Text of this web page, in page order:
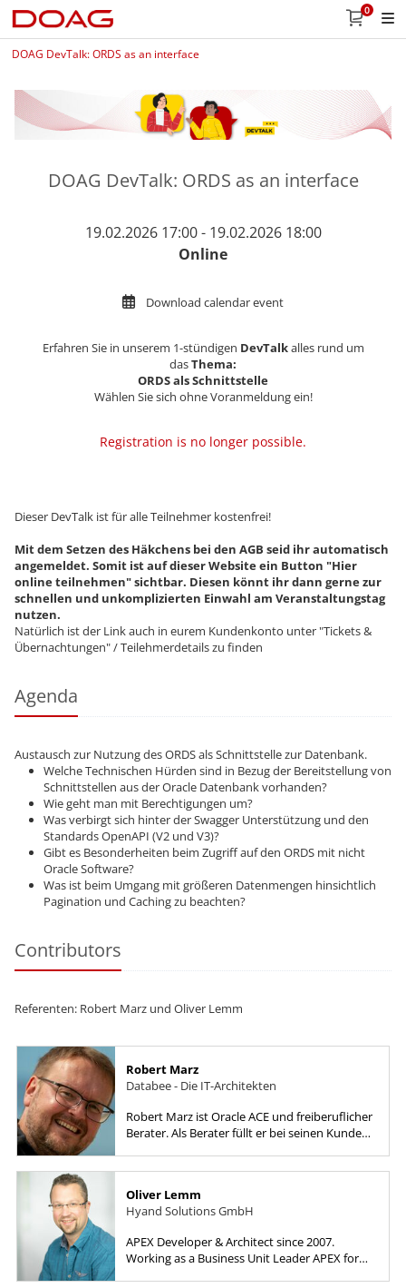
0
DOAG DevTalk: ORDS as an interface
DOAG DevTalk: ORDS as an interface
19.02.2026 17:00 - 19.02.2026 18:00
Online
Download calendar event
Erfahren Sie in unserem 1-stündigen DevTalkalles rund um
dasThema:
ORDS als Schnittstelle
Wählen Sie sich ohne Voranmeldung ein!
Registration is no longer possible.
Dieser DevTalk ist für alle Teilnehmer kostenfrei!
Mit dem Setzen des Häkchens bei den AGB seid ihr automatisch
angemeldet. Somit ist auf dieser Website ein Button "Hier
online teilnehmen" sichtbar. Diesen könnt ihr dann gerne zur
schnellen und unkomplizierten Einwahl am Veranstaltungstag
nutzen.
Natürlich ist der Link auch in eurem Kundenkonto unter "Tickets &
Übernachtungen" / Teilehmerdetails zu finden
Agenda
Austausch zur Nutzung des ORDS als Schnittstelle zur Datenbank.
Welche Technischen Hürden sind in Bezug der Bereitstellung von
Schnittstellen aus der Oracle Datenbank vorhanden?
Wie geht man mit Berechtigungen um?
Was verbirgt sich hinter der Swagger Unterstützung und den
Standards OpenAPI (V2 und V3)?
Gibt es Besonderheiten beim Zugriff auf den ORDS mit nicht
Oracle Software?
Was ist beim Umgang mit größeren Datenmengen hinsichtlich
Pagination und Caching zu beachten?
Contributors
Referenten: Robert Marz und Oliver Lemm
Robert Marz
Databee - Die IT-Architekten
Robert Marz ist Oracle ACE und freiberuflicher
Berater. Als Berater füllt er bei seinen Kunden
Oliver Lemm
Hyand Solutions GmbH
APEX Developer & Architect since 2007.
Working as a Business Unit Leader APEX for